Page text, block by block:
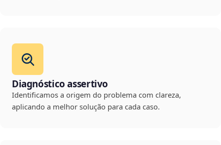
Diagnóstico assertivo
Identificamos a origem do problema com clareza,
aplicando a melhor solução para cada caso.